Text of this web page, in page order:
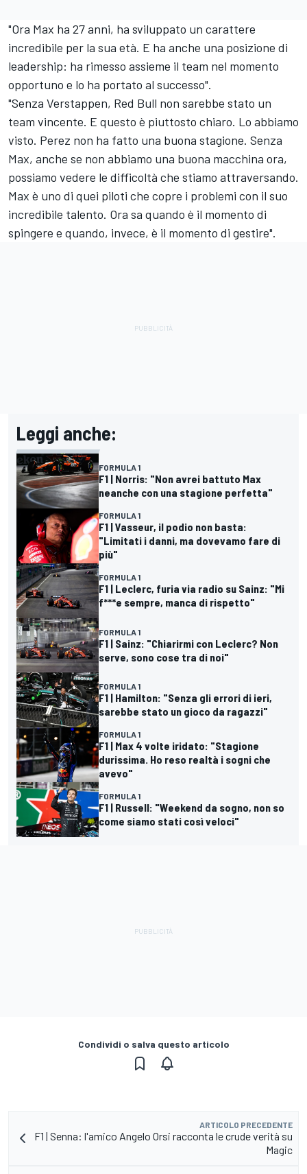
"Ora Max ha 27 anni, ha sviluppato un carattere
incredibile per la sua età. E ha anche una posizione di
leadership: ha rimesso assieme il team nel momento
opportuno e lo ha portato al successo".
"Senza Verstappen, Red Bull non sarebbe stato un
team vincente. E questo è piuttosto chiaro. Lo abbiamo
visto. Perez non ha fatto una buona stagione. Senza
Max, anche se non abbiamo una buona macchina ora,
possiamo vedere le difficoltà che stiamo attraversando.
Max è uno di quei piloti che copre i problemi con il suo
incredibile talento. Ora sa quando è il momento di
spingere e quando, invece, è il momento di gestire".
Leggi anche:
FORMULA 1
F1 | Norris: "Non avrei battuto Max
neanche con una stagione perfetta"
FORMULA 1
F1 | Vasseur, il podio non basta:
"Limitati i danni, ma dovevamo fare di
più"
FORMULA 1
F1 | Leclerc, furia via radio su Sainz: "Mi
f***e sempre, manca di rispetto"
FORMULA 1
F1 | Sainz: "Chiarirmi con Leclerc? Non
serve, sono cose tra di noi"
FORMULA 1
F1 | Hamilton: "Senza gli errori di ieri,
sarebbe stato un gioco da ragazzi"
FORMULA 1
F1 | Max 4 volte iridato: "Stagione
durissima. Ho reso realtà i sogni che
avevo"
FORMULA 1
F1 | Russell: "Weekend da sogno, non so
come siamo stati così veloci"
Condividi o salva questo articolo
ARTICOLO PRECEDENTE
F1 | Senna: l'amico Angelo Orsi racconta le crude verità su
Magic